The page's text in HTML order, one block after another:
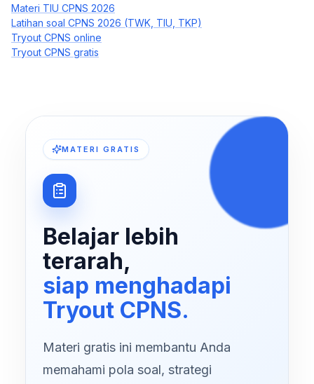
Materi TIU CPNS 2026
Latihan soal CPNS 2026 (TWK, TIU, TKP)
Tryout CPNS online
Tryout CPNS gratis
MATERI GRATIS
Belajar lebih
terarah,
siap menghadapi
Tryout CPNS.
Materi gratis ini membantu Anda
memahami pola soal, strategi